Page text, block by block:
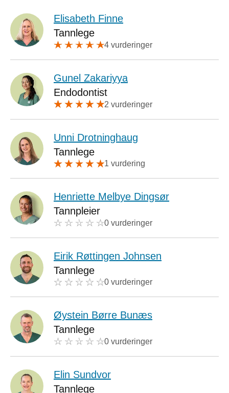
Elisabeth Finne
Tannlege
4 vurderinger
Gunel Zakariyya
Endodontist
2 vurderinger
Unni Drotninghaug
Tannlege
1 vurdering
Henriette Melbye Dingsør
Tannpleier
0 vurderinger
Eirik Røttingen Johnsen
Tannlege
0 vurderinger
Øystein Børre Bunæs
Tannlege
0 vurderinger
Elin Sundvor
Tannlege